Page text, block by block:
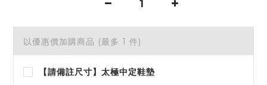
以優惠價加購商品 (最多 1 件)
【請備註尺寸】太極中定鞋墊